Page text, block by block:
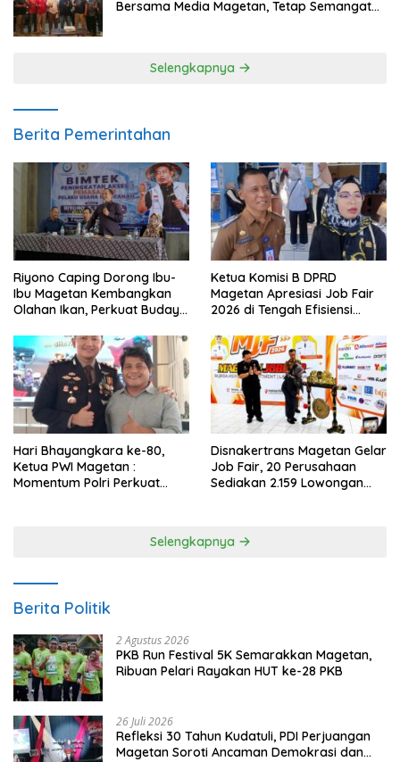
Bersama Media Magetan, Tetap Semangat
Selengkapnya
Berita Pemerintahan
Riyono Caping Dorong Ibu-
Ibu Magetan Kembangkan
Olahan Ikan, Perkuat Budaya
Ketua Komisi B DPRD
Magetan Apresiasi Job Fair
2026 di Tengah Efisiensi
Hari Bhayangkara ke-80,
Ketua PWI Magetan :
Momentum Polri Perkuat
Disnakertrans Magetan Gelar
Job Fair, 20 Perusahaan
Sediakan 2.159 Lowongan
Selengkapnya
Berita Politik
2 Agustus 2026
PKB Run Festival 5K Semarakkan Magetan,
Ribuan Pelari Rayakan HUT ke-28 PKB
26 Juli 2026
Refleksi 30 Tahun Kudatuli, PDI Perjuangan
Magetan Soroti Ancaman Demokrasi dan